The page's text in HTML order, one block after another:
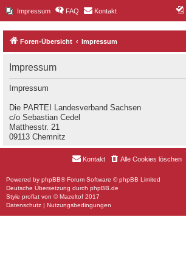
Impressum FAQ Kontakt
Foren-Übersicht Impressum
Impressum
Impressum
Die PARTEI Landesverband Sachsen
c/o Sebastian Cedel
Matthesstr. 21
09113 Chemnitz
Alle Cookies löschen
Kontakt
Powered by phpBB® Forum Software © phpBB Limited
Deutsche Übersetzung durch phpBB.de
Style proflat von ©Mazeltof 2017
Datenschutz | Nutzungsbedingungen